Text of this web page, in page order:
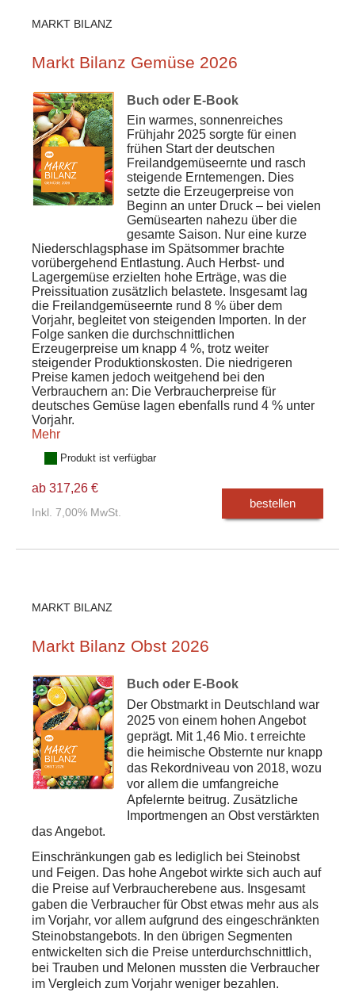
MARKT BILANZ
Markt Bilanz Gemüse 2026
Buch oder E-Book
Ein warmes, sonnenreiches
Frühjahr 2025 sorgte für einen
frühen Start der deutschen
Freilandgemüseernte und rasch
steigende Erntemengen. Dies
setzte die Erzeugerpreise von
Beginn an unter Druck – bei vielen
Gemüsearten nahezu über die
gesamte Saison. Nur eine kurze
Niederschlagsphase im Spätsommer brachte
vorübergehend Entlastung. Auch Herbst- und
Lagergemüse erzielten hohe Erträge, was die
Preissituation zusätzlich belastete. Insgesamt lag
die Freilandgemüseernte rund 8 % über dem
Vorjahr, begleitet von steigenden Importen. In der
Folge sanken die durchschnittlichen
Erzeugerpreise um knapp 4 %, trotz weiter
steigender Produktionskosten. Die niedrigeren
Preise kamen jedoch weitgehend bei den
Verbrauchern an: Die Verbraucherpreise für
deutsches Gemüse lagen ebenfalls rund 4 % unter
Vorjahr.
Mehr
Produkt ist verfügbar
ab 317,26 €
Inkl. 7,00% MwSt.
bestellen
MARKT BILANZ
Markt Bilanz Obst 2026
Buch oder E-Book
Der Obstmarkt in Deutschland war
2025 von einem hohen Angebot
geprägt. Mit 1,46 Mio. t erreichte
die heimische Obsternte nur knapp
das Rekordniveau von 2018, wozu
vor allem die umfangreiche
Apfelernte beitrug. Zusätzliche
Importmengen an Obst verstärkten
das Angebot.
Einschränkungen gab es lediglich bei Steinobst
und Feigen. Das hohe Angebot wirkte sich auch auf
die Preise auf Verbraucherebene aus. Insgesamt
gaben die Verbraucher für Obst etwas mehr aus als
im Vorjahr, vor allem aufgrund des eingeschränkten
Steinobstangebots. In den übrigen Segmenten
entwickelten sich die Preise unterdurchschnittlich,
bei Trauben und Melonen mussten die Verbraucher
im Vergleich zum Vorjahr weniger bezahlen.